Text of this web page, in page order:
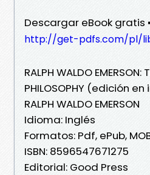
Descargar eBook gratis
http://get-pdfs.com/pl/
RALPH WALDO EMERSON:
PHILOSOPHY (edición
RALPH WALDO EMERSON
Idioma: Inglés
Formatos: Pdf, ePub,
ISBN: 8596547671275
Editorial: Good Press